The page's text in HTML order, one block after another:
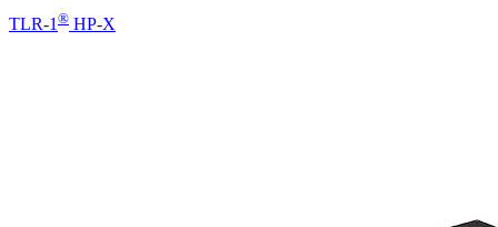
TLR-1® HP-X